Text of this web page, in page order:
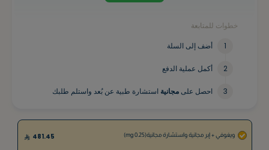
خطوات للمتابعة
1
أضف إلى السلة
2 أكمل عملية الدفع
3 احصل على مجانية استشارة طبية عن بُعد واستلم طلبك
ويغوفي + إبر مجانية واستشارة مجانية(0.25 mg) 481.45